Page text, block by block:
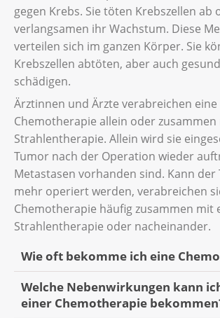
Ihrem Behandlungsteam.
gegen Krebs. Sie töten Krebszellen ab
verlangsamen ihr Wachstum. Diese
verteilen sich im ganzen Körper. Sie
Krebszellen abtöten, aber auch
schädigen.
Ärztinnen und Ärzte verabreichen eine
Chemotherapie allein oder
Strahlentherapie. Allein wird sie
Tumor nach der Operation wieder
Metastasen vorhanden sind. Kann
mehr operiert werden, verabreichen
Chemotherapie häufig zusammen mit
Strahlentherapie oder nacheinander.
Wie oft bekomme ich eine
Normalerweise erfolgt die
bei Kopf- und Halstumoren in
Welche Nebenwirkungen kann
einer Chemotherapie